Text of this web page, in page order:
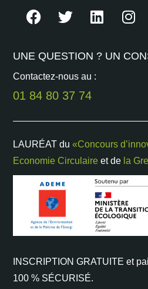
UNE QUESTION ? UN
Contactez-nous au :
01 84 80 37 74
LAURÉAT du«Concours
Economie Circulaire et de la
INSCRIPTION GRATUITE et
100 % SÉCURISÉ.